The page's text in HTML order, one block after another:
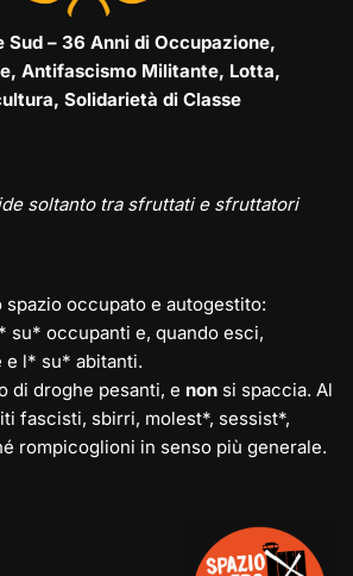
Sud – 36 Anni di Occupazione,
Antifascismo Militante, Lotta,
Solidarietà di Classe
soltanto tra sfruttati e sfruttatori
spazio occupato e autogestito:
su* occupanti e, quando esci,
e l* su* abitanti.
di droghe pesanti, e non si spaccia. Al
fascisti, sbirri, molest*, sessist*,
rompicoglioni in senso più generale.